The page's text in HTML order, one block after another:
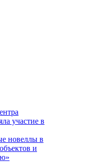
участие в
новеллы в
и